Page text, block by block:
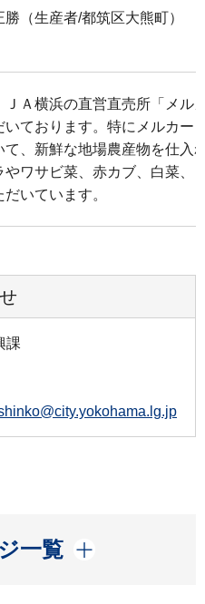
（生産者/都筑区大熊町）
ＪＡ横浜の直営直売所「メル
いております。特にメルカー
て、新鮮な地場農産物を仕入
やワサビ菜、赤カブ、白菜、
いています。
課
一覧
開く